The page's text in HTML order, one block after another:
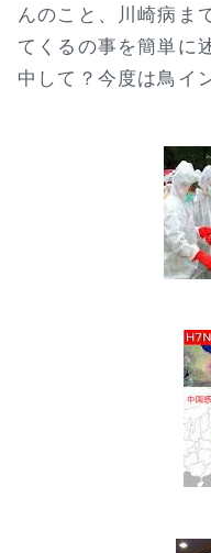
んのこと、川崎病ま
てくるの事を簡単に
中して？今度は鳥イ